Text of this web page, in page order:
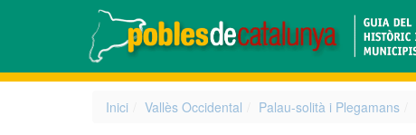
Inici Vallès Occidental Palau-solità i Plegamans